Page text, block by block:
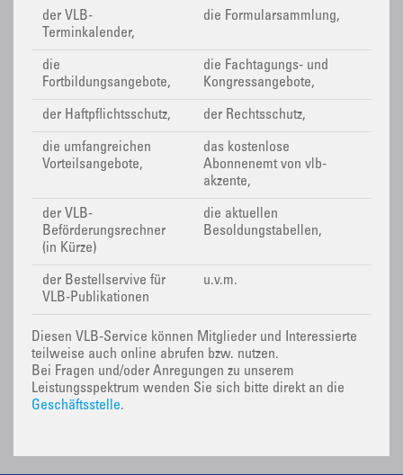
der VLB-
Terminkalender,
die Formularsammlung,
die
Fortbildungsangebote,
die Fachtagungs- und
Kongressangebote,
der Haftpflichtsschutz, der Rechtsschutz,
die umfangreichen
Vorteilsangebote,
das kostenlose
Abonnenemt von vlb-
akzente,
der VLB-
Beförderungsrechner
(in Kürze)
die aktuellen
Besoldungstabellen,
der Bestellservive für
VLB-Publikationen
u.v.m.
Diesen VLB-Service können Mitglieder und Interessierte
teilweise auch online abrufen bzw. nutzen.
Bei Fragen und/oder Anregungen zu unserem
Leistungsspektrum wenden Sie sich bitte direkt an die
Geschäftsstelle.